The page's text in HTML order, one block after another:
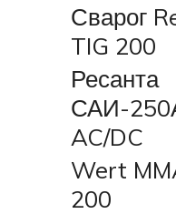
Сварог
TIG 200
Ресанта
САИ-
AC/DC
Wert
200